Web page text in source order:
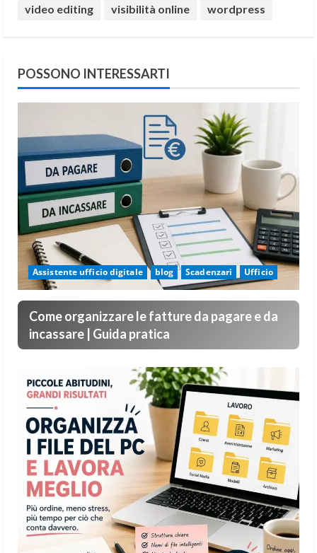
video editing
visibilità online wordpress
POSSONO INTERESSARTI
Assistente ufficio digitale blog Scadenzari Ufficio
Come organizzare le fatture da pagare e da
incassare | Guida pratica